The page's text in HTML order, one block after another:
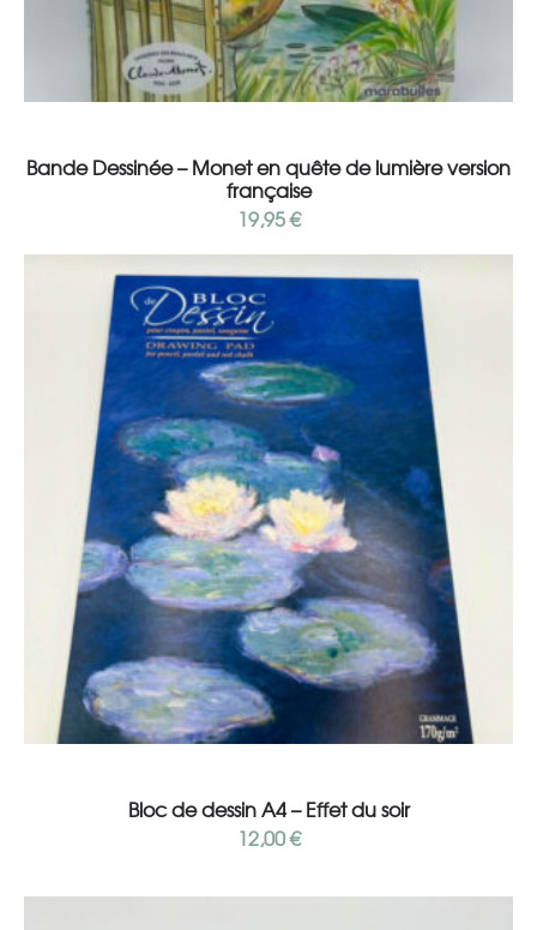
Bande Dessinée – Monet en quête de lumière version
française
19,95€
Bloc de dessin A4 – Effet du soir
12,00€